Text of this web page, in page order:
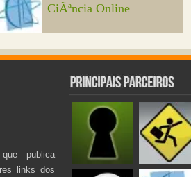
CiÃªncia Online
publica
links dos